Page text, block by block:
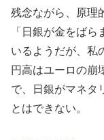
残念ながら、原理
「日銀が金をば
いるようだが、私
円高はユーロの崩
で、日銀がマネタ
とはできない。